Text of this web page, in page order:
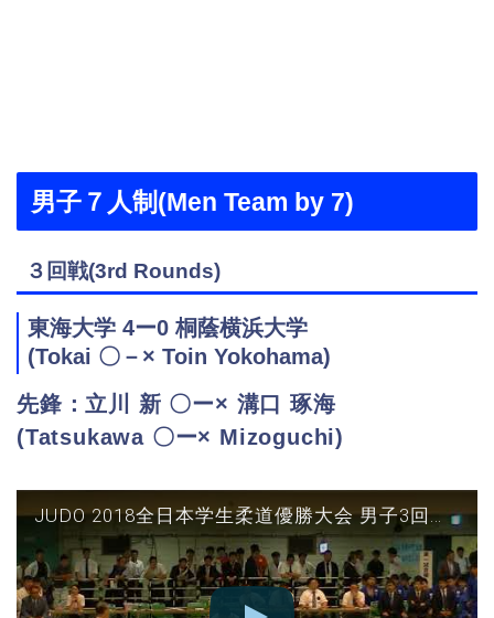
男子７人制 (Men Team by 7)
３回戦(3rd Rounds)
東海大学 4ー0 桐蔭横浜大学
(Tokai 〇－× Toin Yokohama)
先鋒：立川 新 〇ー× 溝口 琢海
(Tatsukawa 〇ー× Mizoguchi)
JUDO 2018全日本学生柔道優勝大会 男子3回戦 東海大vs桐蔭横浜 先鋒(立川○‐△溝口)